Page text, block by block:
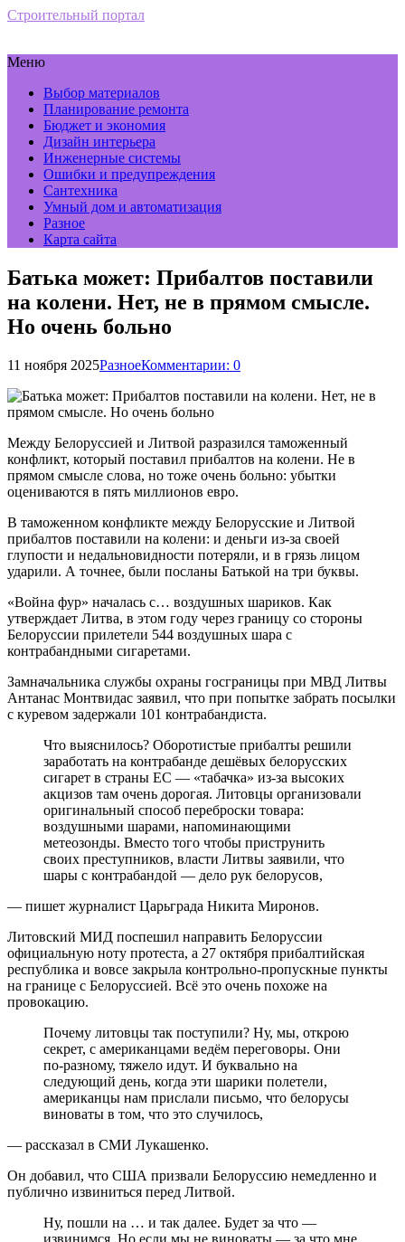
Строительный портал
Меню
Выбор материалов
Планирование ремонта
Бюджет и экономия
Дизайн интерьера
Инженерные системы
Ошибки и предупреждения
Сантехника
Умный дом и автоматизация
Разное
Карта сайта
Батька может: Прибалтов поставили
на колени. Нет, не в прямом смысле.
Но очень больно
11 ноября 2025РазноеКомментарии: 0
Между Белоруссией и Литвой разразился таможенный
конфликт, который поставил прибалтов на колени. Не в
прямом смысле слова, но тоже очень больно: убытки
оцениваются в пять миллионов евро.
В таможенном конфликте между Белорусские и Литвой
прибалтов поставили на колени: и деньги из-за своей
глупости и недальновидности потеряли, и в грязь лицом
ударили. А точнее, были посланы Батькой на три буквы.
«Война фур» началась с… воздушных шариков. Как
утверждает Литва, в этом году через границу со стороны
Белоруссии прилетели 544 воздушных шара с
контрабандными сигаретами.
Замначальника службы охраны госграницы при МВД Литвы
Антанас Монтвидас заявил, что при попытке забрать посылки
с куревом задержали 101 контрабандиста.
Что выяснилось? Оборотистые прибалты решили
заработать на контрабанде дешёвых белорусских
сигарет в страны ЕС — «табачка» из-за высоких
акцизов там очень дорогая. Литовцы организовали
оригинальный способ переброски товара:
воздушными шарами, напоминающими
метеозонды. Вместо того чтобы приструнить
своих преступников, власти Литвы заявили, что
шары с контрабандой — дело рук белорусов,
— пишет журналист Царьграда Никита Миронов.
Литовский МИД поспешил направить Белоруссии
официальную ноту протеста, а 27 октября прибалтийская
республика и вовсе закрыла контрольно-пропускные пункты
на границе с Белоруссией. Всё это очень похоже на
провокацию.
Почему литовцы так поступили? Ну, мы, открою
секрет, с американцами ведём переговоры. Они
по-разному, тяжело идут. И буквально на
следующий день, когда эти шарики полетели,
американцы нам прислали письмо, что белорусы
виноваты в том, что это случилось,
— рассказал в СМИ Лукашенко.
Он добавил, что США призвали Белоруссию немедленно и
публично извиниться перед Литвой.
Ну, пошли на … и так далее. Будет за что —
извинимся. Но если мы не виноваты — за что мне